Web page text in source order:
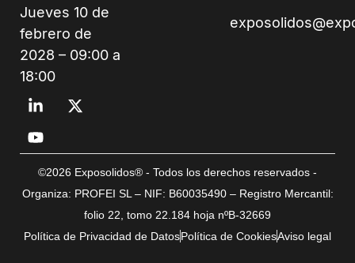
Jueves 10 de
febrero de
2028 – 09:00 a
18:00
©2026 Exposolidos® - Todos los derechos reservados -
Organiza: PROFEI SL – NIF: B60035490 – Registro Mercantil:
folio 22, tomo 22.184 hoja nºB-32669
Política de Privacidad de DatosPolítica de CookiesAviso legal